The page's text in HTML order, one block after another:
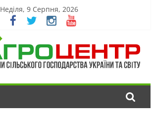
Неділя, 9 Серпня, 2026